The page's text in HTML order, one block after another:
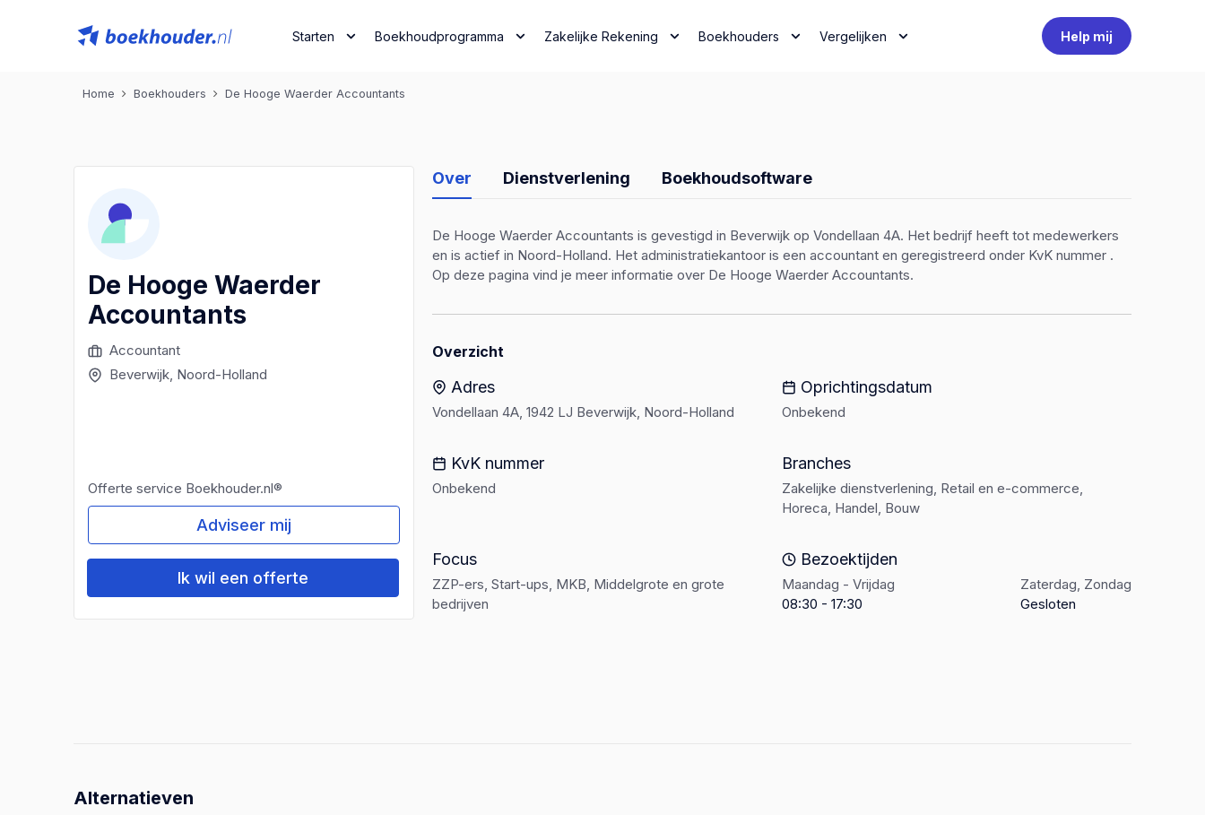
Starten Boekhoudprogramma Zakelijke Rekening Boekhouders Vergelijken Help mij
Home Boekhouders De Hooge Waerder Accountants
De Hooge Waerder
Accountants
Accountant
Beverwijk, Noord-Holland
Offerte service Boekhouder.nl®
Adviseer mij
Ik wil een offerte
Over Dienstverlening Boekhoudsoftware
De Hooge Waerder Accountants is gevestigd in Beverwijk op Vondellaan 4A. Het bedrijf heeft tot medewerkers
en is actief in Noord-Holland. Het administratiekantoor is een accountant en geregistreerd onder KvK nummer .
Op deze pagina vind je meer informatie over De Hooge Waerder Accountants.
Overzicht
Adres
Vondellaan 4A, 1942 LJ Beverwijk, Noord-Holland
Oprichtingsdatum
Onbekend
KvK nummer
Onbekend
Branches
Zakelijke dienstverlening, Retail en e-commerce,
Horeca, Handel, Bouw
Focus
ZZP-ers, Start-ups, MKB, Middelgrote en grote
bedrijven
Bezoektijden
Maandag - Vrijdag
08:30 - 17:30
Zaterdag, Zondag
Gesloten
Alternatieven